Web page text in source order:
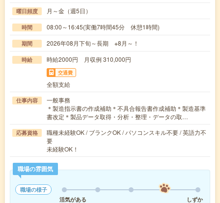
曜日頻度 月～金（週5日）
時間 08:00～16:45(実働7時間45分 休憩1時間)
期間 2026年08月下旬～長期 ※8月～！
時給 時給2000円 月収例 310,000円
交通費
全額支給
仕事内容
一般事務
＊製造指示書の作成補助＊不具合報告書作成補助＊製造基準
書改定＊製品データ取得・分析・整理・データの取…
応募資格
職種未経験OK / ブランクOK / パソコンスキル不要 / 英語力不
要
未経験OK！
職場の雰囲気
職場の様子
活気がある
しずか